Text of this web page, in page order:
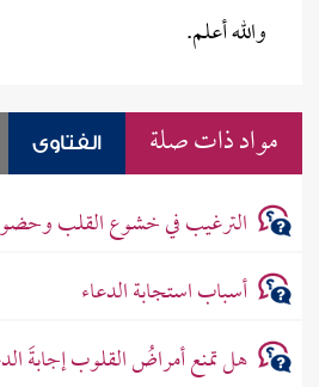
والله أعلم.
مواد ذات صلة الفتاوى
الترغيب في خشوع القلب
أسباب استجابة الدعاء
هل تمنع أمراضُ القلوب إجابةَ